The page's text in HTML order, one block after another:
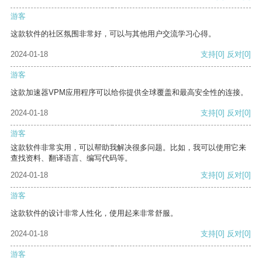
游客
这款软件的社区氛围非常好，可以与其他用户交流学习心得。
2024-01-18 支持[0] 反对[0]
游客
这款加速器VPM应用程序可以给你提供全球覆盖和最高安全性的连接。
2024-01-18 支持[0] 反对[0]
游客
这款软件非常实用，可以帮助我解决很多问题。比如，我可以使用它来
查找资料、翻译语言、编写代码等。
2024-01-18
支持[0] 反对[0]
游客
这款软件的设计非常人性化，使用起来非常舒服。
2024-01-18 支持[0] 反对[0]
游客